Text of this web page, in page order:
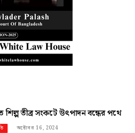
শিল্প তীব্র সংকটে উৎপাদন বন্ধের পথে
অক্টোবর 16, 2024